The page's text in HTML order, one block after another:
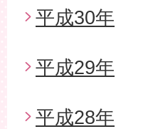
平成30年
平成29年
平成28年